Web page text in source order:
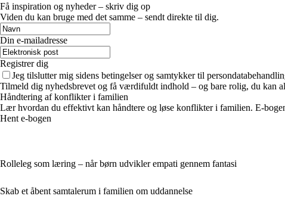
Få inspiration og nyheder – skriv dig op
Viden du kan bruge med det samme – sendt direkte til dig.
Din e-mailadresse
Registrer dig
Jeg tilslutter mig sidens betingelser og samtykker til
Tilmeld dig nyhedsbrevet og få værdifuldt indhold – og bare rolig, du kan
Håndtering af konflikter i familien
Lær hvordan du effektivt kan håndtere og løse konflikter i familien. E-
Hent e-bogen
Rolleleg som læring – når børn udvikler empati gennem fantasi
Skab et åbent samtalerum i familien om uddannelse